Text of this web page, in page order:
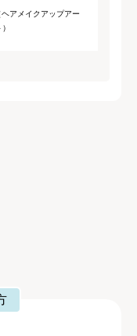
アメイクアップアー